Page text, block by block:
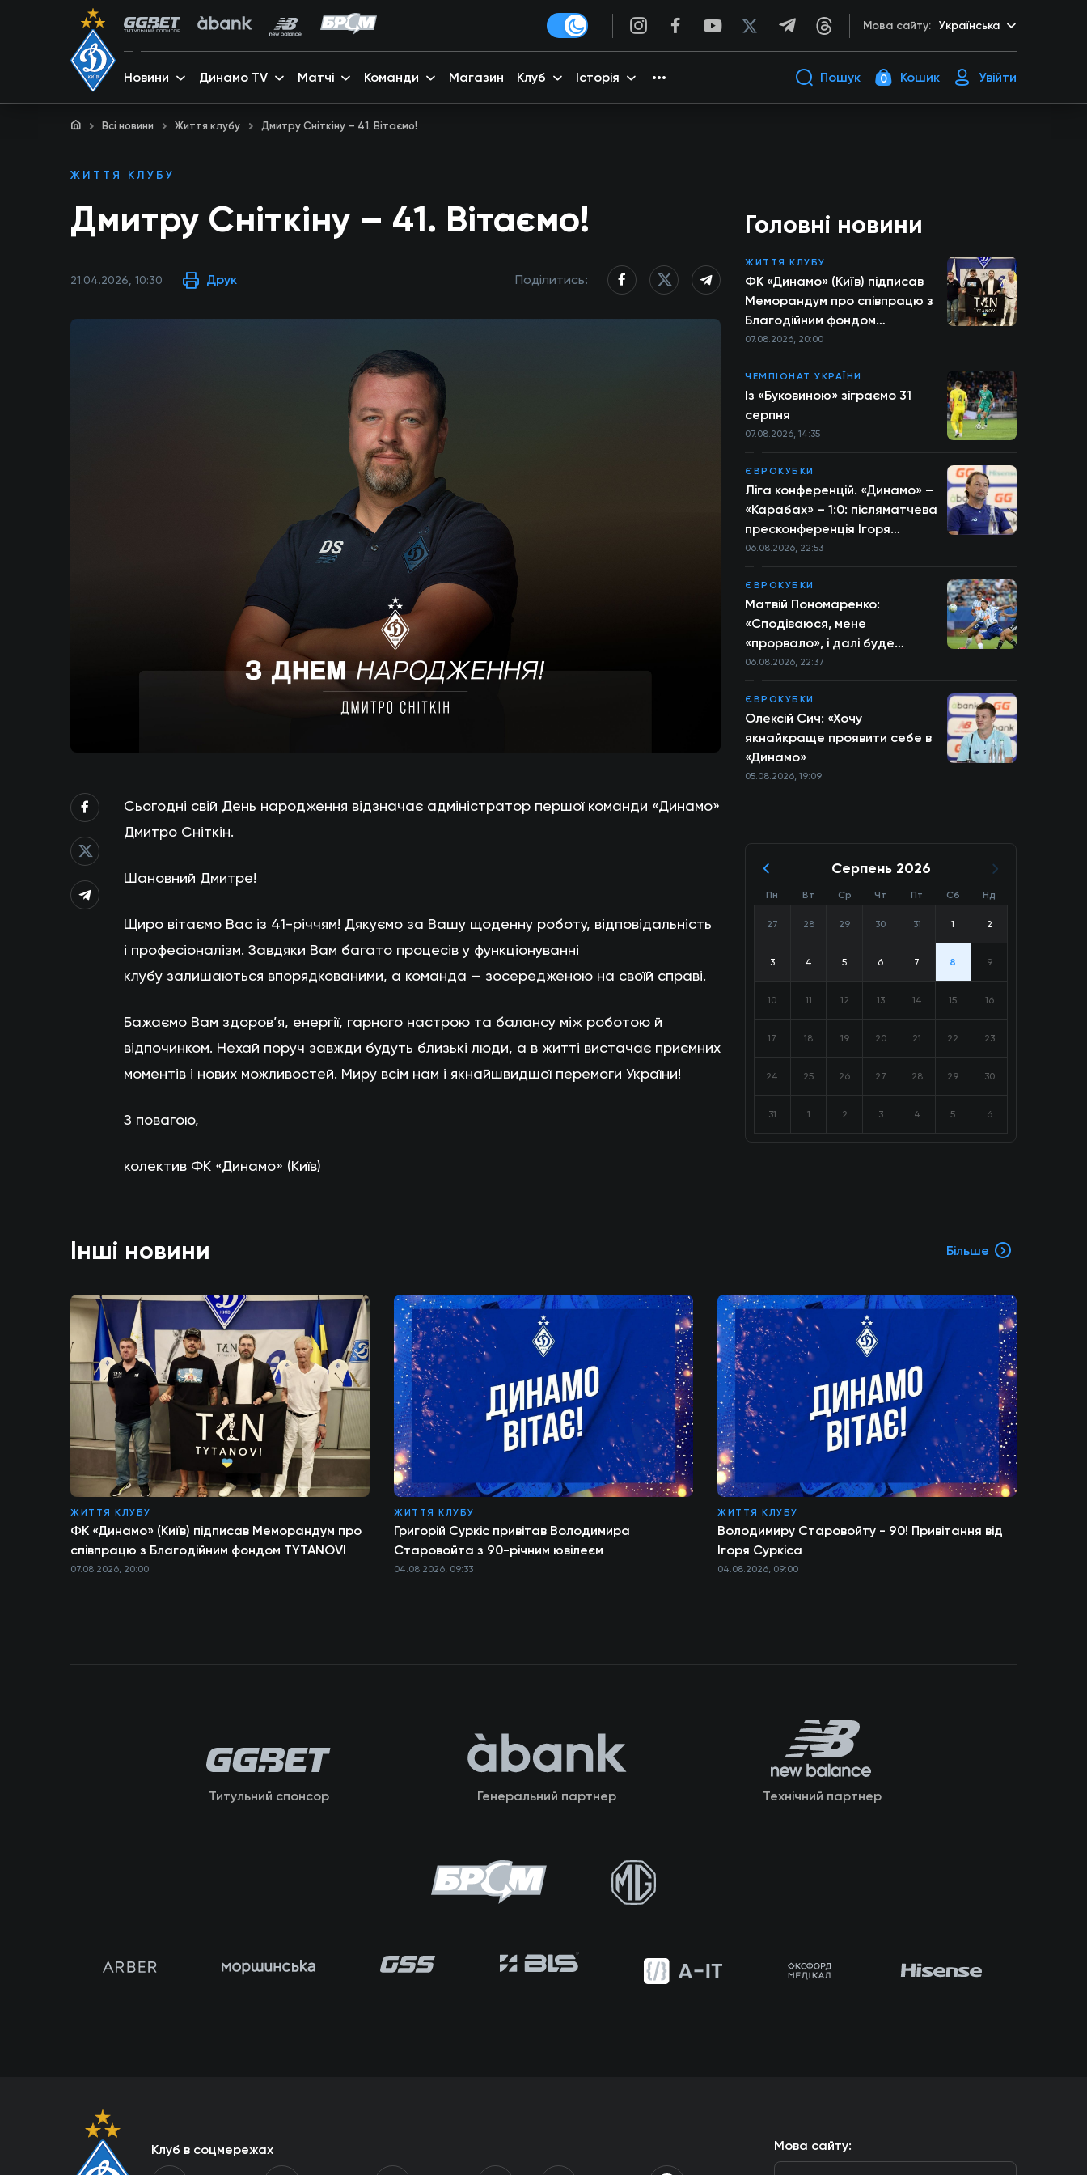
Мова сайту: Українська
Новини Динамо TV Матчі Команди Магазин Клуб Історія Пошук 0 Кошик Увійти
Всі новини Життя клубу Дмитру Сніткіну – 41. Вітаємо!
ЖИТТЯ КЛУБУ
Дмитру Сніткіну – 41. Вітаємо!
21.04.2026, 10:30 Друк Поділитись:
Сьогодні свій День народження відзначає адміністратор першої команди «Динамо»
Дмитро Сніткін.
Шановний Дмитре!
Щиро вітаємо Вас із 41-річчям! Дякуємо за Вашу щоденну роботу, відповідальність
і професіоналізм. Завдяки Вам багато процесів у функціонуванні
клубу залишаються впорядкованими, а команда — зосередженою на своїй справі.
Бажаємо Вам здоров’я, енергії, гарного настрою та балансу між роботою й
відпочинком. Нехай поруч завжди будуть близькі люди, а в житті вистачає приємних
моментів і нових можливостей. Миру всім нам і якнайшвидшої перемоги України!
З повагою,
колектив ФК «Динамо» (Київ)
Головні новини
ЖИТТЯ КЛУБУ
ФК «Динамо» (Київ) підписав
Меморандум про співпрацю з
Благодійним фондом
TYTANOVI
07.08.2026, 20:00
ЧЕМПІОНАТ УКРАЇНИ
Із «Буковиною» зіграємо 31
серпня
07.08.2026, 14:35
ЄВРОКУБКИ
Ліга конференцій. «Динамо» –
«Карабах» – 1:0: післяматчева
пресконференція Ігоря
Костюка
06.08.2026, 22:53
ЄВРОКУБКИ
Матвій Пономаренко:
«Сподіваюся, мене
«прорвало», і далі буде
більше»
06.08.2026, 22:37
ЄВРОКУБКИ
Олексій Сич: «Хочу
якнайкраще проявити себе в
«Динамо»
05.08.2026, 19:09
Серпень 2026
Пн Вт Ср Чт Пт Сб Нд
27 28 29 30 31 1 2
3 4 5 6 7 8 9
10 11 12 13 14 15 16
17 18 19 20 21 22 23
24 25 26 27 28 29 30
31 1 2 3 4 5 6
Інші новини Більше
ЖИТТЯ КЛУБУ
ФК «Динамо» (Київ) підписав Меморандум про
співпрацю з Благодійним фондом TYTANOVI
07.08.2026, 20:00
ЖИТТЯ КЛУБУ
Григорій Суркіс привітав Володимира
Старовойта з 90-річним ювілеєм
04.08.2026, 09:33
ЖИТТЯ КЛУБУ
Володимиру Старовойту - 90! Привітання від
Ігоря Суркіса
04.08.2026, 09:00
Титульний спонсор Генеральний партнер Технічний партнер
Клуб в соцмережах Мова сайту: